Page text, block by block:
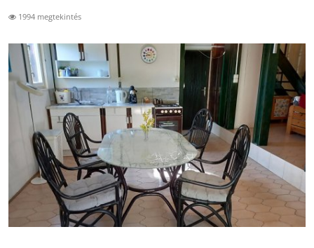
1994 megtekintés